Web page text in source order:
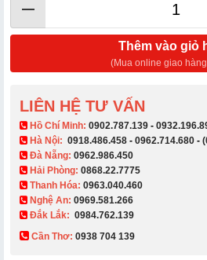
Thêm vào giỏ
(Mua online giao
LIÊN HỆ TƯ VẤN
​ Hồ Chí Minh: 0902.787.139 -
Hà Nội: 0918.486.458 - 0962.714.680 -
Đà Nẵng: 0962.986.450
Hải Phòng: 0868.22.7775
Thanh Hóa: 0963.040.460
Nghệ An: 0969.581.266
Đắk Lắk: 0984.762.139
Cần Thơ: 0938 704 139​